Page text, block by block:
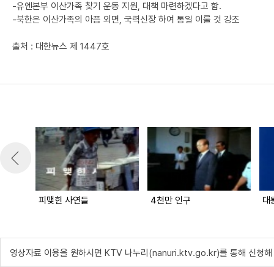
-유엔본부 이산가족 찾기 운동 지원, 대책 마련하겠다고 함.
-북한은 이산가족의 아픔 외면, 국력신장 하여 통일 이룰 것 강조
출처 : 대한뉴스 제 1447호
피맺힌 사연들 4천만 인구 대
영상자료 이용을 원하시면 KTV 나누리(nanuri.ktv.go.kr)를 통해 신청해